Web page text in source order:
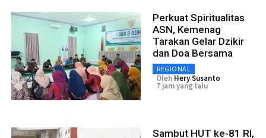
Perkuat Spiritualitas
ASN, Kemenag
Tarakan Gelar Dzikir
dan Doa Bersama
REGIONAL
Oleh Hery Susanto
7 jam yang lalu
Sambut HUT ke-81 RI,